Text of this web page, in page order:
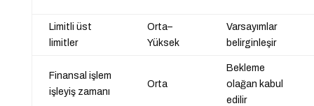
Limitli üst
limitler
Orta–
Yüksek
Varsayımlar
belirginleşir
Finansal işlem
işleyiş zamanı
Orta
Bekleme
olağan kabul
edilir